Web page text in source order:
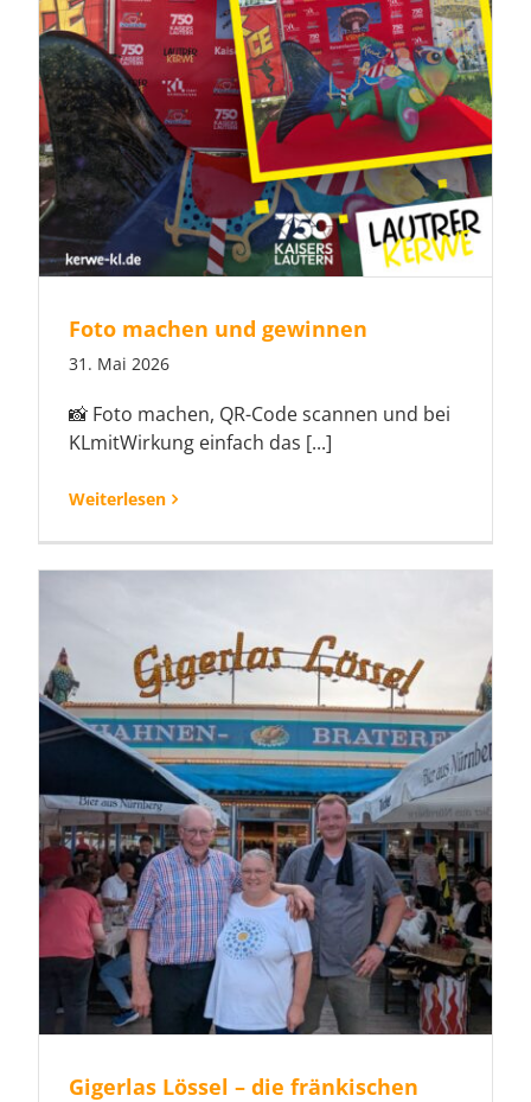
Foto machen und gewinnen
31. Mai 2026
📸 Foto machen, QR-Code scannen und bei
KLmitWirkung einfach das [...]
Weiterlesen
Gigerlas Lössel – die fränkischen